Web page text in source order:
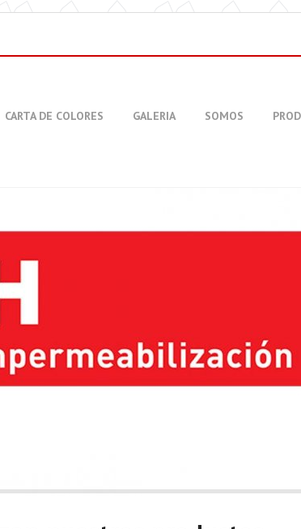
CARTA DE COLORES GALERIA SOMOS